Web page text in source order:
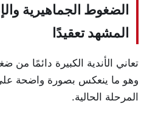
الضغوط الجماهيرية
المشهد تعقيدًا
تعاني الأندية الكبيرة دائمًا من
وهو ما ينعكس بصورة واضحة
المرحلة الحالية.